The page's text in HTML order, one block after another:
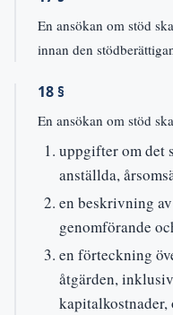
En ansökan om stöd
innan den
18 §
En ansökan om stöd
uppgifter om det
anställda,
en beskrivning
genomförande
en förteckning
åtgärden,